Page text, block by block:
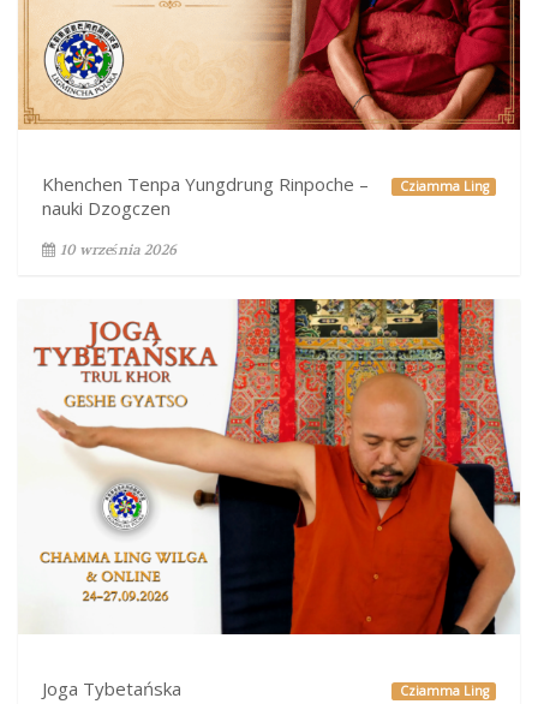
Cziamma Ling
Khenchen Tenpa Yungdrung Rinpoche –
nauki Dzogczen
10 września 2026
Cziamma Ling
Joga Tybetańska